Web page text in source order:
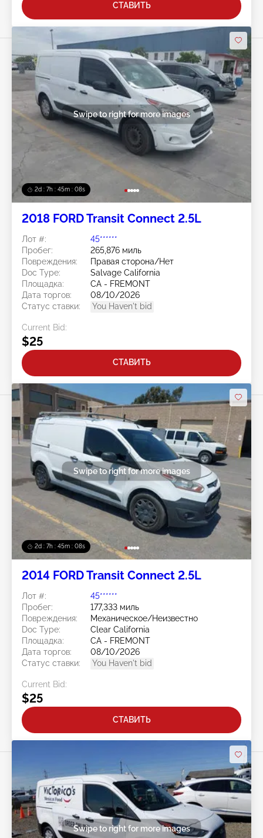
СТАВИТЬ
2d : 7h : 45m : 05s
Swipe to right for more images
2018 FORD Transit Connect 2.5L
Лот #:
45******
Пробег:
265,876 миль
Повреждения:
Правая сторона/Нет
Doc Type:
Salvage California
Площадка:
CA - FREMONT
Дата торгов:
08/10/2026
Статус ставки:
You Haven't bid
Current Bid:
$25
СТАВИТЬ
2d : 7h : 45m : 05s
Swipe to right for more images
2014 FORD Transit Connect 2.5L
Лот #:
45******
Пробег:
177,333 миль
Повреждения:
Механическое/Неизвестно
Doc Type:
Clear California
Площадка:
CA - FREMONT
Дата торгов:
08/10/2026
Статус ставки:
You Haven't bid
Current Bid:
$25
СТАВИТЬ
Swipe to right for more images